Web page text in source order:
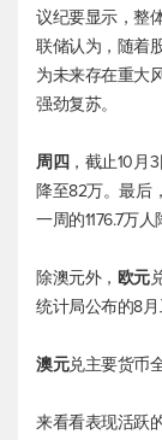
议纪要显示，整
联储认为，随着
为未来存在重大
强劲复苏。
周四 ，截止10月
降至82万。最后
一周的1176.7万人
除澳元外， 欧元
统计局公布的8月
澳元兑主要货币
来看看表现活跃